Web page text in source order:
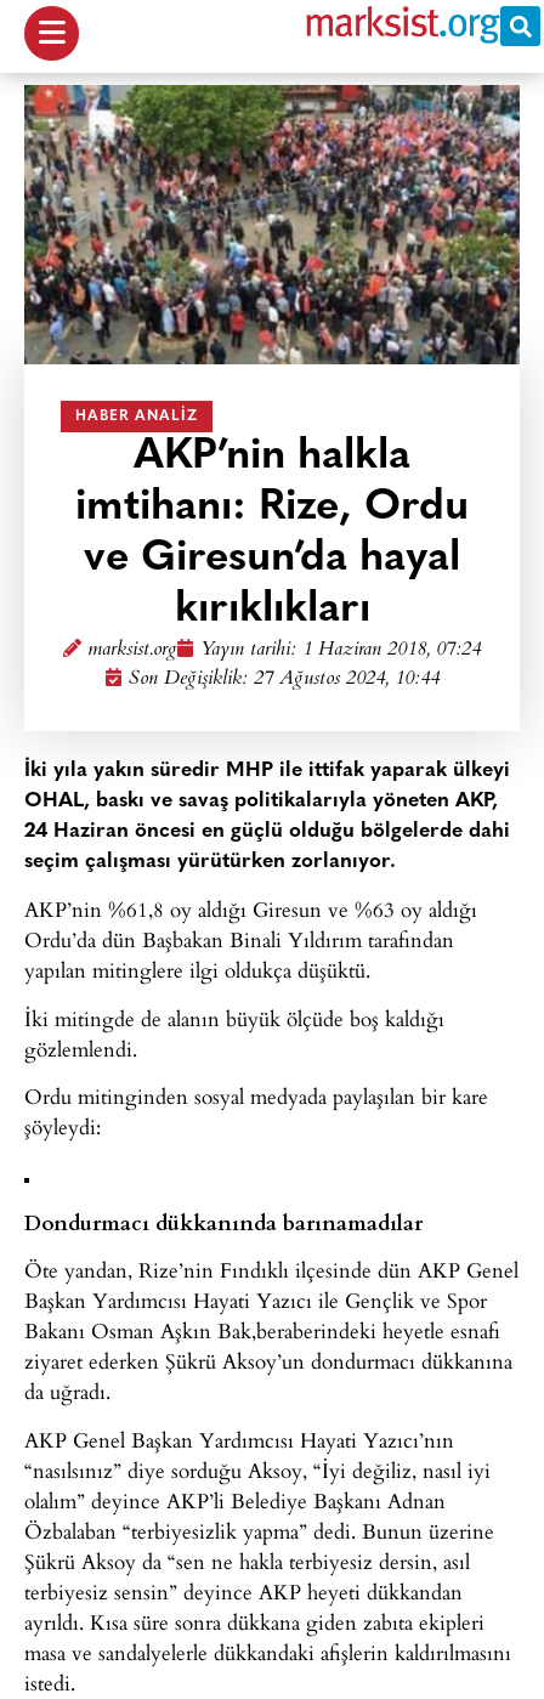
HABER ANALIZ
AKP’nin halkla
imtihanı: Rize, Ordu
ve Giresun’da hayal
kırıklıkları
marksist.org Yayın tarihi: 1 Haziran 2018, 07:24
Son Değişiklik: 27 Ağustos 2024, 10:44
İki yıla yakın süredir MHP ile ittifak yaparak ülkeyi
OHAL, baskı ve savaş politikalarıyla yöneten AKP,
24 Haziran öncesi en güçlü olduğu bölgelerde dahi
seçim çalışması yürütürken zorlanıyor.
AKP’nin %61,8 oy aldığı Giresun ve %63 oy aldığı
Ordu’da dün Başbakan Binali Yıldırım tarafından
yapılan mitinglere ilgi oldukça düşüktü.
İki mitingde de alanın büyük ölçüde boş kaldığı
gözlemlendi.
Ordu mitinginden sosyal medyada paylaşılan bir kare
şöyleydi:
Dondurmacı dükkanında barınamadılar
Öte yandan, Rize’nin Fındıklı ilçesinde dün AKP Genel
Başkan Yardımcısı Hayati Yazıcı ile Gençlik ve Spor
Bakanı Osman Aşkın Bak,beraberindeki heyetle esnafı
ziyaret ederken Şükrü Aksoy’un dondurmacı dükkanına
da uğradı.
AKP Genel Başkan Yardımcısı Hayati Yazıcı’nın
“nasılsınız” diye sorduğu Aksoy, “İyi değiliz, nasıl iyi
olalım” deyince AKP’li Belediye Başkanı Adnan
Özbalaban “terbiyesizlik yapma” dedi. Bunun üzerine
Şükrü Aksoy da “sen ne hakla terbiyesiz dersin, asıl
terbiyesiz sensin” deyince AKP heyeti dükkandan
ayrıldı. Kısa süre sonra dükkana giden zabıta ekipleri
masa ve sandalyelerle dükkandaki afişlerin kaldırılmasını
istedi.